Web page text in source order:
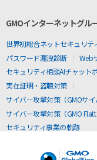
GMOインターネットグル
世界初総合ネットセキュリテ
パスワード漏洩診断
Web
セキュリティ相談AIチャット
実在証明・盗聴対策
サイバー攻撃対策（GMOサ
サイバー攻撃対策（GMO Flatt
セキュリティ事業の軌跡